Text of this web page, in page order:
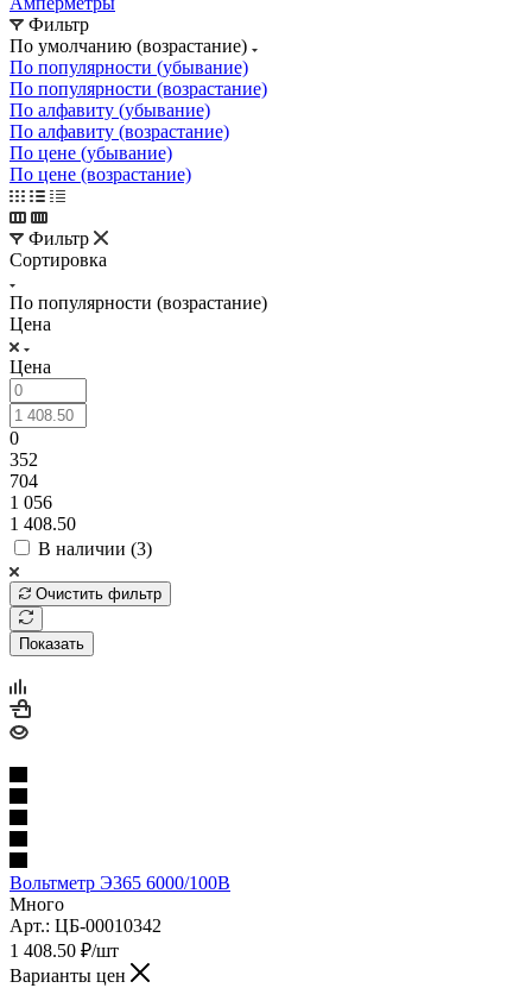
Фильтр
По умолчанию (возрастание)
По популярности (убывание)
По популярности (возрастание)
По алфавиту (убывание)
По алфавиту (возрастание)
По цене (убывание)
По цене (возрастание)
Фильтр
Сортировка
По популярности (возрастание)
Цена
Цена
0
352
704
1 056
1 408.50
В наличии (3)
Очистить фильтр
Показать
Вольтметр Э365 6000/100В
Много
Арт.: ЦБ-00010342
1 408.50 ₽/шт
Варианты цен